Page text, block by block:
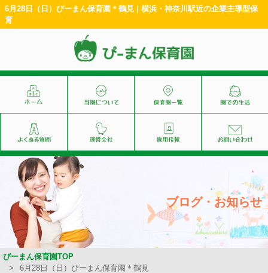
6月28日（日）ぴーまん保育園＊鶴見 | 横浜・神奈川駅近の企業主導型保
育
ブログ・お知らせ
ぴーまん保育園TOP
6月28日（日）ぴーまん保育園＊鶴見